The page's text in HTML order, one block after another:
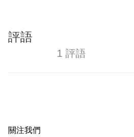
評語
1 評語
關注我們